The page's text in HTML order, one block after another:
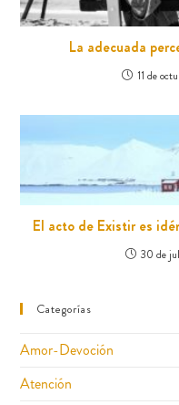
La adecuada
11 de
El acto de Existir es
30 de
Categorías
Amor-Devoción
Atención